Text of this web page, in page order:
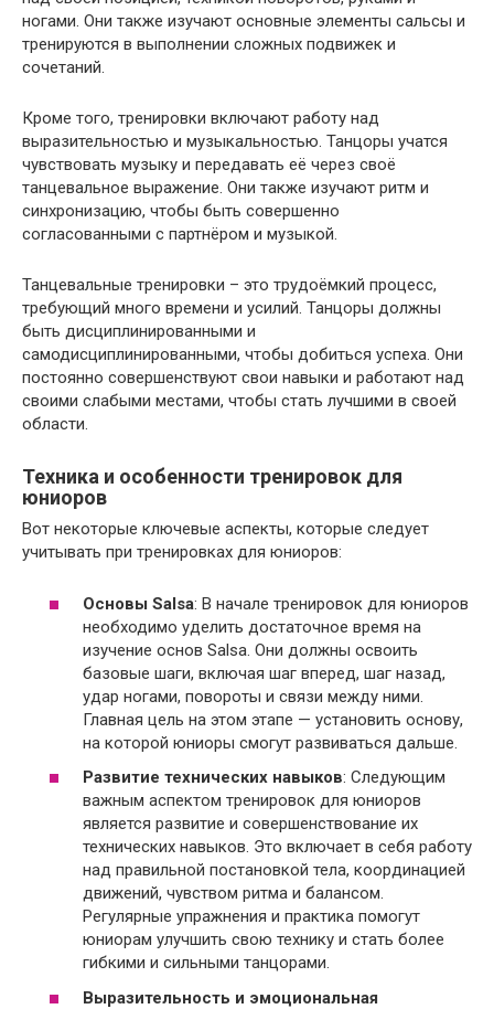
ногами. Они также изучают основные элементы сальсы и
тренируются в выполнении сложных подвижек и
сочетаний.
Кроме того, тренировки включают работу над
выразительностью и музыкальностью. Танцоры учатся
чувствовать музыку и передавать её через своё
танцевальное выражение. Они также изучают ритм и
синхронизацию, чтобы быть совершенно
согласованными с партнёром и музыкой.
Танцевальные тренировки – это трудоёмкий процесс,
требующий много времени и усилий. Танцоры должны
быть дисциплинированными и
самодисциплинированными, чтобы добиться успеха. Они
постоянно совершенствуют свои навыки и работают над
своими слабыми местами, чтобы стать лучшими в своей
области.
Техника и особенности тренировок для
юниоров
Вот некоторые ключевые аспекты, которые следует
учитывать при тренировках для юниоров:
Основы Salsa: В начале тренировок для юниоров
необходимо уделить достаточное время на
изучение основ Salsa. Они должны освоить
базовые шаги, включая шаг вперед, шаг назад,
удар ногами, повороты и связи между ними.
Главная цель на этом этапе — установить основу,
на которой юниоры смогут развиваться дальше.
Развитие технических навыков: Следующим
важным аспектом тренировок для юниоров
является развитие и совершенствование их
технических навыков. Это включает в себя работу
над правильной постановкой тела, координацией
движений, чувством ритма и балансом.
Регулярные упражнения и практика помогут
юниорам улучшить свою технику и стать более
гибкими и сильными танцорами.
Выразительность и эмоциональная